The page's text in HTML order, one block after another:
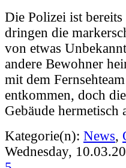
Die Polizei ist
dringen die
von etwas
andere Bewohner
mit dem
entkommen, doch
Gebäude hermetisch
Kategorie(n): News,
Wednesday,